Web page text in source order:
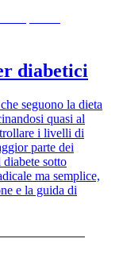
diabetici
seguono la dieta
quasi al
i livelli di
parte dei
sotto
ma semplice,
e la guida di